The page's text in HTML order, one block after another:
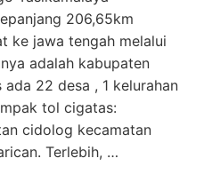
206,65km
ke jawa tengah melalui
adalah kabupaten
22 desa , 1 kelurahan
tol cigatas:
cidolog kecamatan
Terlebih, …